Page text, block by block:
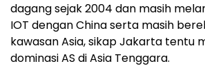
dagang sejak 2004 dan masih
IOT dengan China serta masih
kawasan Asia, sikap Jakarta tentu
dominasi AS di Asia Tenggara.